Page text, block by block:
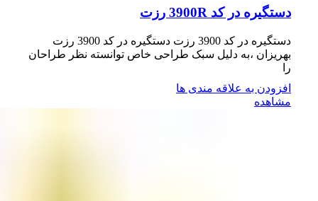
دستگیره در کد 3900R رزت
دستگیره در کد 3900 رزت دستگیره در کد 3900 رزت
بهریزان ،به دلیل سبک طراحی خاص توانسته نظر طراحان
را
افزودن به علاقه مندی ها
مشاهده